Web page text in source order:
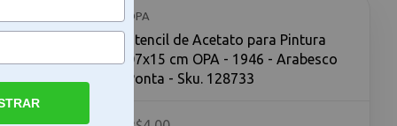
OPA
Stencil de Acetato para Pintura
07x15 cm OPA - 1946 - Arabesco
Ponta - Sku. 128733